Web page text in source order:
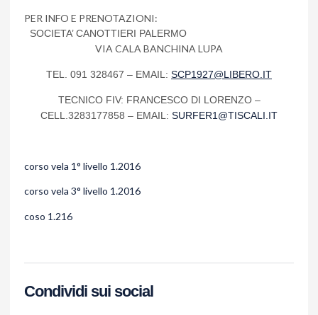
PER INFO E PRENOTAZIONI:
SOCIETA’ CANOTTIERI PALERMO
VIA CALA BANCHINA LUPA
TEL. 091 328467 – EMAIL: SCP1927@LIBERO.IT
TECNICO FIV: FRANCESCO DI LORENZO –
CELL.3283177858 – EMAIL: SURFER1@TISCALI.IT
corso vela 1° livello 1.2016
corso vela 3° livello 1.2016
coso 1.216
Condividi sui social